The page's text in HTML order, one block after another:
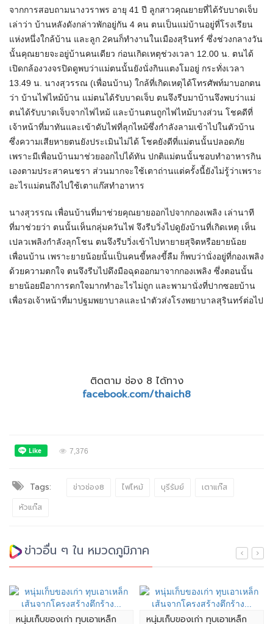
จากการสอบถามนางวราพร อายุ 41 ปี ลูกสาวคุณยายที่ได้รับบาดเจ็บ
เล่าว่า บ้านหลังดังกล่าวพักอยู่กัน 4 คน ตนเป็นแม่บ้านอยู่ที่โรงเรียน
แห่งหนึ่งใกล้บ้าน และลูก 2คนก็ทำงานในเมืองสุรินทร์ ซึ่งช่วงกลางวัน
นั้นคุณยายจะอยู่บ้านคนเดียว ก่อนเกิดเหตุช่วงเวลา 12.00 น. ตนได้
เปิดกล้องวงจรปิดดูพบว่าแม่ตนนั้นยังนั่งกินแตงโมอยู่ กระทั่งเวลา
13.49 น. นางสุวรรณ (เพื่อนบ้าน) ใกล้ที่เกิดเหตุได้โทรศัพท์มาบอกตน
ว่า บ้านไฟไหม้บ้าน แม่ตนได้รับบาดเจ็บ ตนจึงรีบมาบ้านจึงพบว่าแม่
ตนได้รับบาดเจ็บจากไฟไหม้ และบ้านตนถูกไฟไหม้บางส่วน โชคดีที่
เจ้าหน้าที่มาทันและเข้าดับไฟที่ลุกไหม้ซึ่งกำลังลามเข้าไปในตัวบ้าน
ซึ่งความเสียหายตนยังประเมินไม่ได้ โชคยังดีที่แม่ตนนั้นปลอดภัย
เพราะมีเพื่อนบ้านมาช่วยออกไปได้ทัน ปกติแม่ตนนั้นชอบทำอาหารกิน
เองตามประสาคนชรา ส่วนมากจะใช้เตาถ่านแต่ครั้งนี้ยังไม่รู้ว่าเพราะ
อะไรแม่ตนถึงไปใช้เตาแก๊สทำอาหาร
นางสุวรรณ เพื่อนบ้านที่มาช่วยคุณยายออกไปจากกองเพลิง เล่านาที
ที่มาช่วยว่า ตนนั้นเห็นกลุ่มควันไฟ จึงรีบวิ่งไปดูยังบ้านที่เกิดเหตุ เห็น
เปลวเพลิงกำลังลุกโชน ตนจึงรีบวิ่งเข้าไปหายายสุจิตหรือยายน้อย
เพื่อนบ้าน เพราะยายน้อยนั้นเป็นคนขี้หลงขี้ลืม ก็พบว่านั่งอยู่ที่กองเพลิง
ด้วยความตกใจ ตนจึงรีบไปดึงมือฉุดออกมาจากกองเพลิง ซึ่งตอนนั้น
ยายน้อยมีอาการตกใจมากทำอะไรไม่ถูก และพามานั่งที่ปากซอยบ้าน
เพื่อรอเจ้าหน้าที่มาปฐมพยาบาลและนำตัวส่งโรงพยาบาลสุรินทร์ต่อไป
ติดตาม ช่อง 8 ได้ทาง
facebook.com/thaich8
7,376
Tags: ข่าวช่อง8 ไฟไหม้ บุรีรัมย์
เตาแก๊ส
หัวแก๊ส
ข่าวอื่น ๆ ใน หมวดภูมิภาค
หนุ่มเก็บของเก่า ทุบเอาเหล็ก หนุ่มเก็บของเก่า ทุบเอาเหล็ก